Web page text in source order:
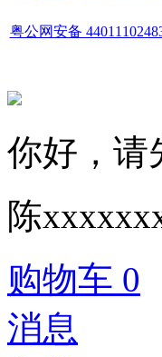
粤公网安备
你好，请
陈
购物车 0
消息